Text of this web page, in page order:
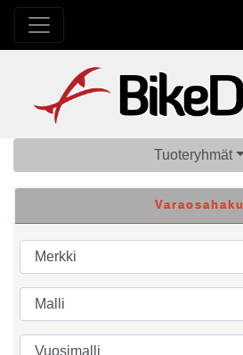
Tuoteryhmät
Varaosahaku